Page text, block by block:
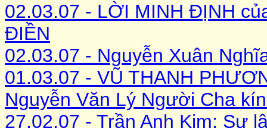
02.03.07 - LỜI MINH ÐỊNH
ÐIỀN
02.03.07 - Nguyễn Xuân
01.03.07 - VŨ THANH
Nguyễn Văn Lý Người Cha
27.02.07 - Trần Anh Kim: Sự